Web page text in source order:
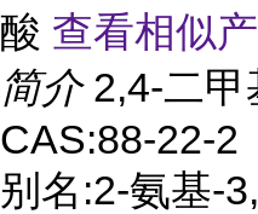
酸 查看相似
简介 2,4-二甲
CAS:88-22-2
别名:2-氨基-